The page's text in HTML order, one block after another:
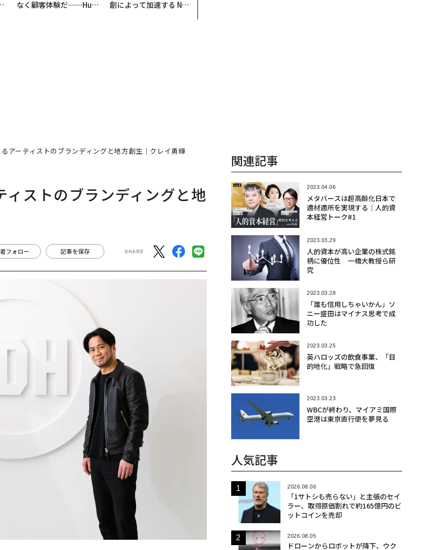
なく顧客体験だ──Hub
創によって加速する NOR
アーティストのブランディングと地方創生｜クレイ勇輝
ストのブランディングと地
フォロー 記事を保存
関連記事
2023.04.06
メタバースは超高齢化日本で
適材適所を実現する｜人的資
本経営トーク#1
2023.03.29
人的資本が高い企業の株式銘
柄に優位性 一橋大教授ら研
究
2023.03.28
「誰も信用しちゃいかん」ソ
ニー盛田はマイナス思考で成
功した
2023.03.25
英ハロッズの飲食事業、「目
的地化」戦略で急回復
2023.03.23
WBCが終わり、マイアミ国際
空港は東京直行便を夢見る
人気記事
2026.08.06
「1サトシも売らない」と主張のセイ
ラー、取得原価割れで約165億円のビ
ットコインを売却
2026.08.05
ドローンからロボットが降下、ウク